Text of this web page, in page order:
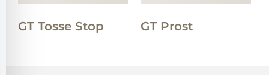
GT Tosse Stop GT Prost